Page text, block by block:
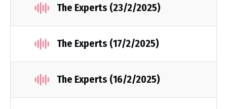
The Experts (23/2/2025)
The Experts (17/2/2025)
The Experts (16/2/2025)